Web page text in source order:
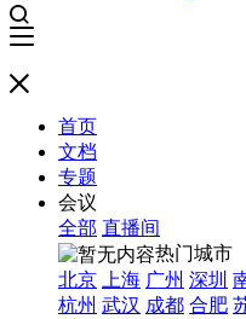
首页
文档
专题
会议
全部 直播间
热门城市
北京
上海 广州 深圳
杭州 武汉 成都 合肥